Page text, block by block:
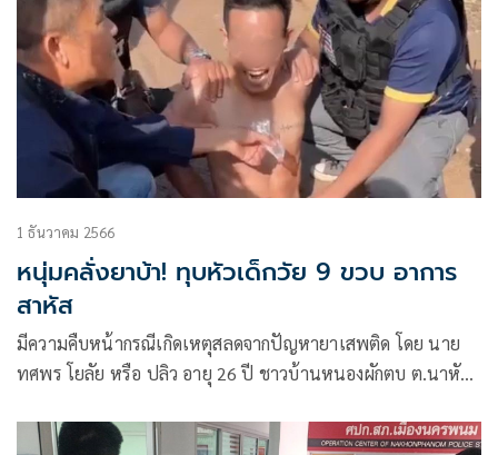
1 ธันวาคม 2566
หนุ่มคลั่งยาบ้า! ทุบหัวเด็กวัย 9 ขวบ อาการ
สาหัส
มีความคืบหน้ากรณีเกิดเหตุสลดจากปัญหายาเสพติด โดย นาย
ทศพร โยลัย หรือ ปลิว อายุ 26 ปี ชาวบ้านหนองผักตบ ต.นาหัว